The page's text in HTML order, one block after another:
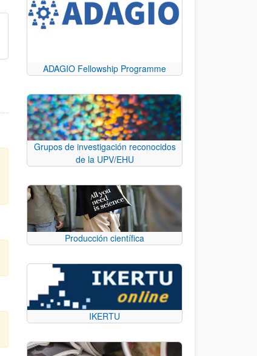
ADAGIO Fellowship Programme
Grupos de investigación reconocidos
de la UPV/EHU
Producción científica
IKERTU